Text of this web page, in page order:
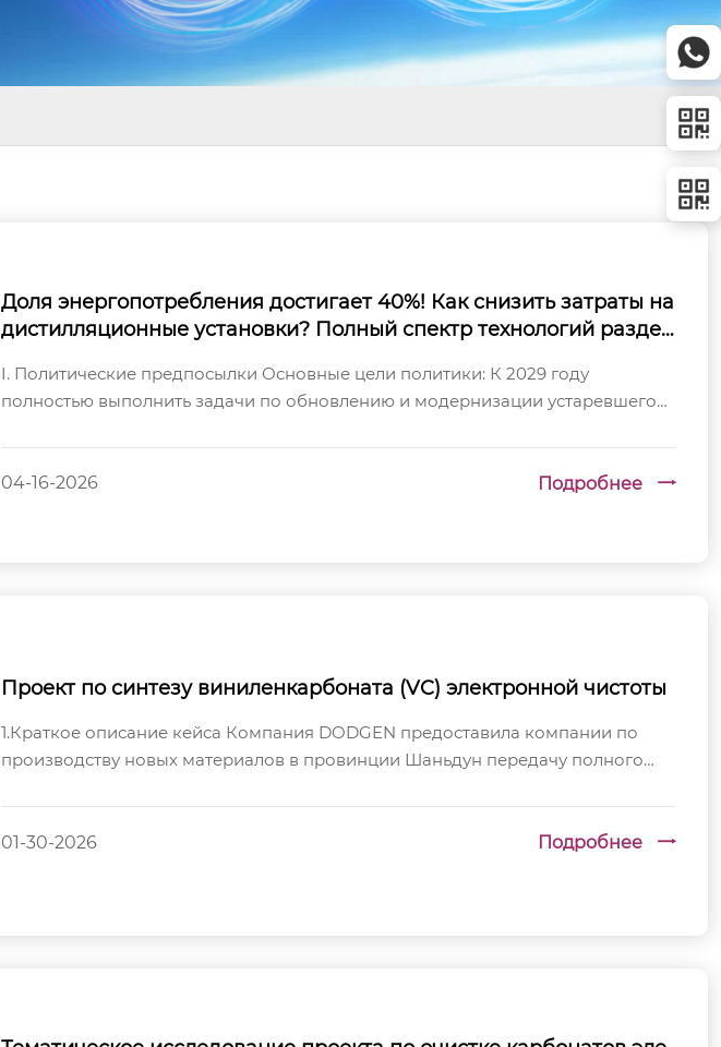
Доля энергопотребления достигает 40%! Как снизить затраты на
дистилляционные установки? Полный спектр технологий раздел
дования
I. Политические предпосылки Основные цели политики: К 2029 году
полностью выполнить задачи по обновлению и модернизации устаревшего
04-16-2026 Подробнее 
Проект по синтезу виниленкарбоната (VC) электронной чистоты
1.Краткое описание кейса Компания DODGEN предоставила компании по
производству новых материалов в провинции Шаньдун передачу полного
01-30-2026 Подробнее 